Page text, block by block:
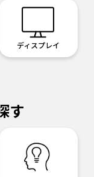
ディスプレイ
す